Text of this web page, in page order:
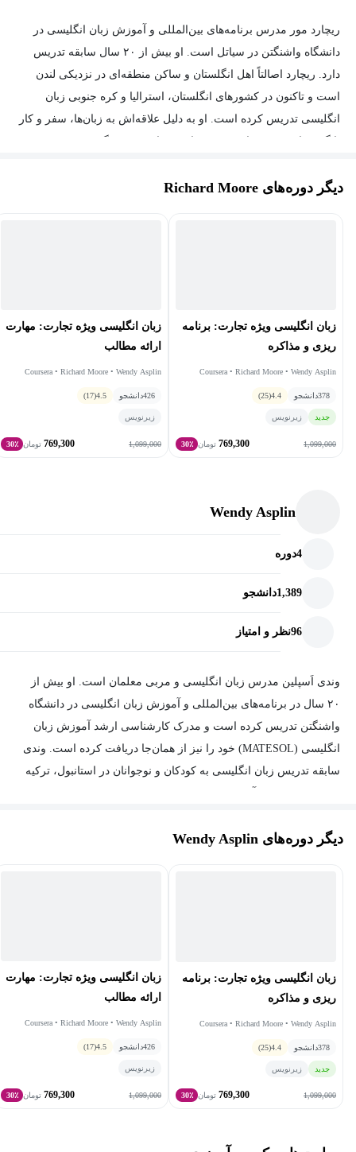
ریچارد مور مدرس برنامه‌های بین‌المللی و آموزش زبان انگلیسی در
دانشگاه واشنگتن در سیاتل است. او بیش از ۲۰ سال سابقه تدریس
دارد. ریچارد اصالتاً اهل انگلستان و ساکن منطقه‌ای در نزدیکی لندن
است و تاکنون در کشورهای انگلستان، استرالیا و کره جنوبی زبان
انگلیسی تدریس کرده است. او به دلیل علاقه‌اش به زبان‌ها، سفر و کار
دیگر دوره‌های Richard Moore
زبان انگلیسی ویژه تجارت: برنامه
ریزی و مذاکره
Coursera • Richard Moore • Wendy Asplin
378دانشجو 4.4
(25)
جدید زیرنویس
1,099,000
769,300 تومان 30٪
زبان انگلیسی ویژه تجارت: مهارت
ارائه‌ مطالب
Coursera • Richard Moore • Wendy Asplin
426دانشجو 4.5
(17)
زیرنویس
1,099,000
769,300 تومان 30٪
Wendy Asplin
4دوره
1,389دانشجو
96نظر و امتیاز
وندی اَسپلین مدرس زبان انگلیسی و مربی معلمان است. او بیش از
۲۰ سال در برنامه‌های بین‌المللی و آموزش زبان انگلیسی در دانشگاه
واشنگتن تدریس کرده است و مدرک کارشناسی ارشد آموزش زبان
انگلیسی (MATESOL) خود را نیز از همان‌جا دریافت کرده است. وندی
سابقه تدریس زبان انگلیسی به کودکان و نوجوانان در استانبول، ترکیه
گوناگون و آشنایی با مکان‌های جدید دارد.
دیگر دوره‌های Wendy Asplin
زبان انگلیسی ویژه تجارت: برنامه
ریزی و مذاکره
Coursera • Richard Moore • Wendy Asplin
378دانشجو 4.4
(25)
جدید زیرنویس
1,099,000
769,300 تومان 30٪
زبان انگلیسی ویژه تجارت: مهارت
ارائه‌ مطالب
Coursera • Richard Moore • Wendy Asplin
426دانشجو 4.5
(17)
زیرنویس
1,099,000
769,300 تومان 30٪